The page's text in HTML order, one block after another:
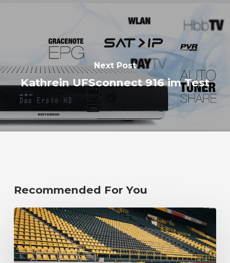
Next Post
Kathrein UFSconnect 916 im Test
Recommended For You